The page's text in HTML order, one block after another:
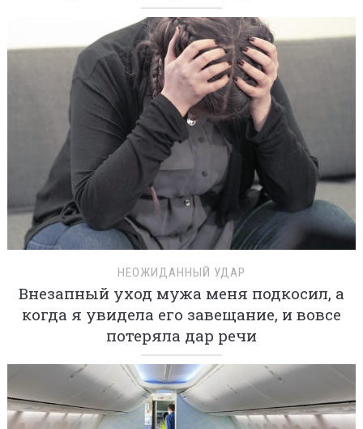
НЕОЖИДАННЫЙ УДАР
Внезапный уход мужа меня подкосил, а
когда я увидела его завещание, и вовсе
потеряла дар речи